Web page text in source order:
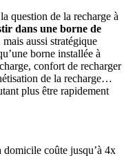
question de la recharge à
dans une borne de
mais aussi stratégique
borne installée à
confort de recharger
de la recharge…
plus être rapidement
domicile coûte jusqu’à 4x